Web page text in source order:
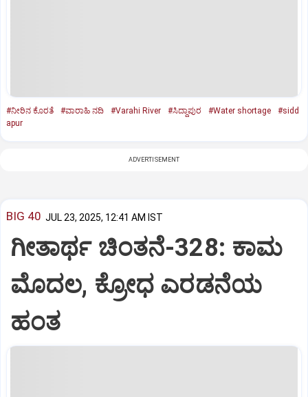
#ನೀರಿನ ಕೊರತೆ #ವಾರಾಹಿ ನದಿ #Varahi River #ಸಿದ್ದಾಪುರ #Water shortage
#sidd
apur
ADVERTISEMENT
BIG 40 JUL 23, 2025, 12:41 AM IST
ಗೀತಾರ್ಥ ಚಿಂತನೆ-328: ಕಾಮ
ಮೊದಲ, ಕ್ರೋಧ ಎರಡನೆಯ
ಹಂತ